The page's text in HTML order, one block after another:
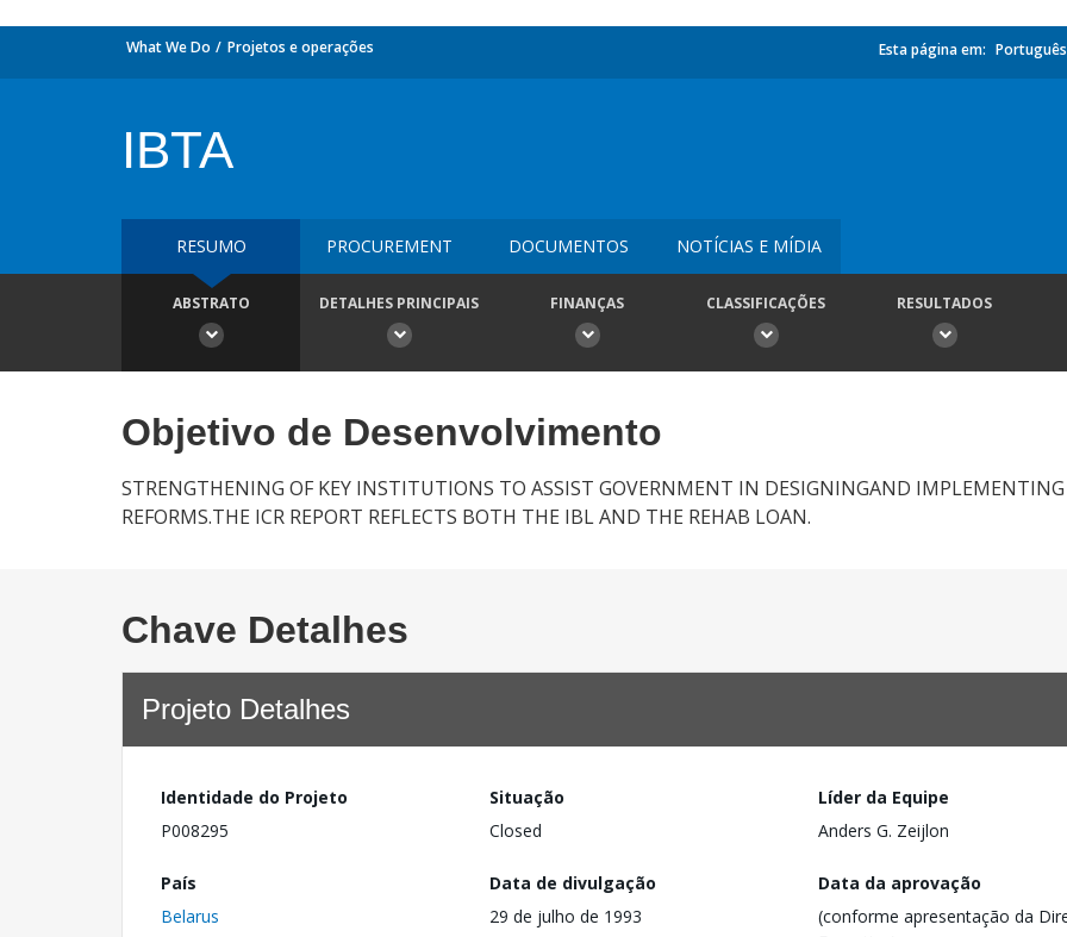
What We Do Projetos e operações Esta página em: Português
IBTA
RESUMO PROCUREMENT DOCUMENTOS NOTÍCIAS E MÍDIA
ABSTRATO DETALHES PRINCIPAIS FINANÇAS CLASSIFICAÇÕES RESULTADOS
Objetivo de Desenvolvimento
STRENGTHENING OF KEY INSTITUTIONS TO ASSIST GOVERNMENT IN DESIGNINGAND
REFORMS.THE ICR REPORT REFLECTS BOTH THE IBL AND THE REHAB LOAN.
Chave Detalhes
Projeto Detalhes
Identidade do Projeto
P008295
Situação
Closed
Líder da Equipe
Anders G. Zeijlon
País
Belarus
Data de divulgação
29 de julho de 1993
Data da aprovação
(conforme apresentação da